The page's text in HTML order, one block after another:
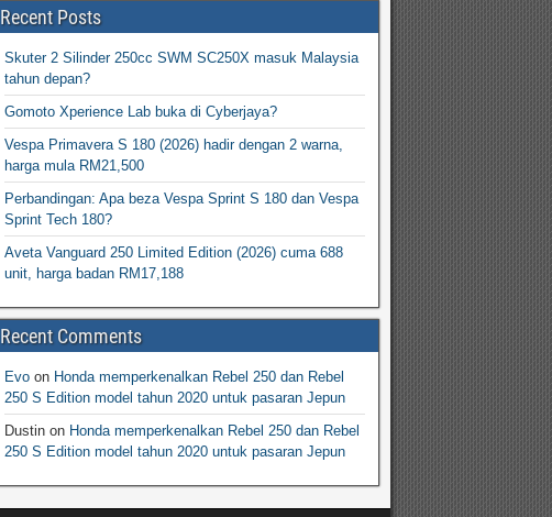
Recent Posts
Skuter 2 Silinder 250cc SWM SC250X masuk Malaysia
tahun depan?
Gomoto Xperience Lab buka di Cyberjaya?
Vespa Primavera S 180 (2026) hadir dengan 2 warna,
harga mula RM21,500
Perbandingan: Apa beza Vespa Sprint S 180 dan Vespa
Sprint Tech 180?
Aveta Vanguard 250 Limited Edition (2026) cuma 688
unit, harga badan RM17,188
Recent Comments
Evo on Honda memperkenalkan Rebel 250 dan Rebel
250 S Edition model tahun 2020 untuk pasaran Jepun
Dustin on Honda memperkenalkan Rebel 250 dan Rebel
250 S Edition model tahun 2020 untuk pasaran Jepun